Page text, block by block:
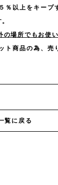
％以上をキープ
の場所でもお使
ト商品の為、売
覧に戻る